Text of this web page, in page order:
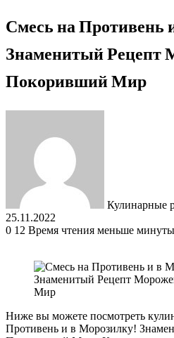
Смесь на Противень
Знаменитый Рецепт
Покоривший Мир
Кулинарные
25.11.2022
0 12 Время чтения меньше минуты
Ниже вы можете посмотреть
Противень и в Морозилку!